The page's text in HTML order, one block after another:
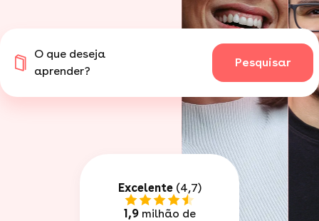
O que deseja
aprender?
Pesquisar
Excelente(4,7)
1,9milhão de